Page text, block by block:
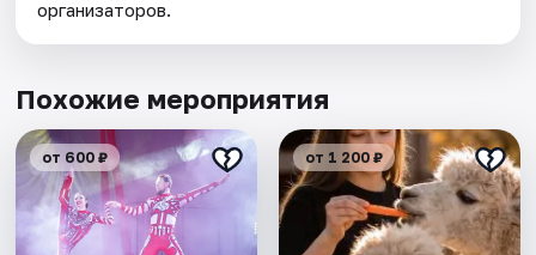
организаторов.
Похожие мероприятия
от 600 ₽ от 1 200 ₽